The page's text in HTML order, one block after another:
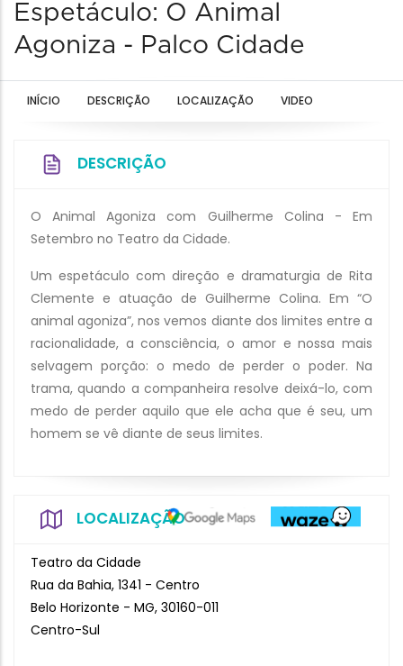
Espetáculo: O Animal
Agoniza - Palco Cidade
INÍCIO DESCRIÇÃO LOCALIZAÇÃO VIDEO
DESCRIÇÃO
O Animal Agoniza com Guilherme Colina - Em
Setembro no Teatro da Cidade.
Um espetáculo com direção e dramaturgia de Rita
Clemente e atuação de Guilherme Colina. Em “O
animal agoniza”, nos vemos diante dos limites entre a
racionalidade, a consciência, o amor e nossa mais
selvagem porção: o medo de perder o poder. Na
trama, quando a companheira resolve deixá-lo, com
medo de perder aquilo que ele acha que é seu, um
homem se vê diante de seus limites.
LOCALIZAÇÃO
Teatro da Cidade
Rua da Bahia, 1341 - Centro
Belo Horizonte - MG, 30160-011
Centro-Sul